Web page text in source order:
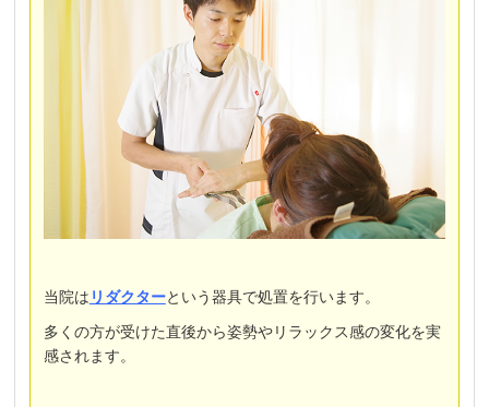
当院は リダクターという器具で処置を行います。
多くの方が受けた直後から姿勢やリラックス感の変化を実
感されます。